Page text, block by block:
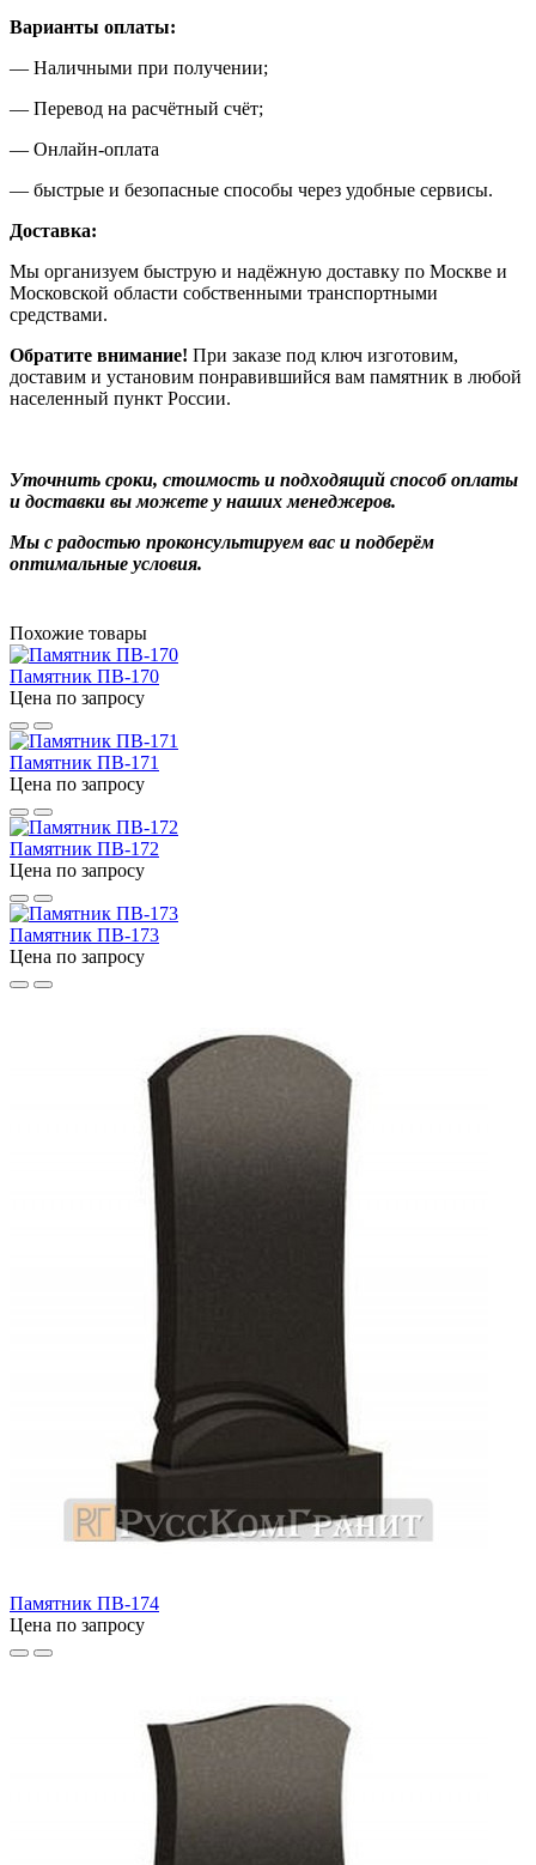
Варианты оплаты:
— Наличными при получении;
— Перевод на расчётный счёт;
— Онлайн-оплата
— быстрые и безопасные способы через удобные сервисы.
Доставка:
Мы организуем быструю и надёжную доставку по Москве и
Московской области собственными транспортными
средствами.
Обратите внимание! При заказе под ключ изготовим,
доставим и установим понравившийся вам памятник в любой
населенный пункт России.
Уточнить сроки, стоимость и подходящий способ оплаты
и доставки вы можете у наших менеджеров.
Мы с радостью проконсультируем вас и подберём
оптимальные условия.
Похожие товары
Памятник ПВ-170
Цена по запросу
Памятник ПВ-171
Цена по запросу
Памятник ПВ-172
Цена по запросу
Памятник ПВ-173
Цена по запросу
Памятник ПВ-174
Цена по запросу